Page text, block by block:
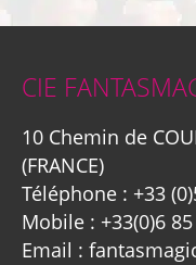
CIE
10 Chemin de
(FRANCE)
Téléphone : +33
Mobile : +33(0)6
Email :